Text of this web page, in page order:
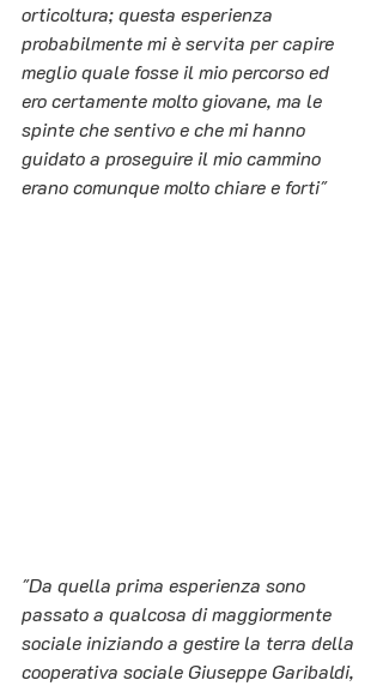
orticoltura; questa esperienza
probabilmente mi è servita per capire
meglio quale fosse il mio percorso ed
ero certamente molto giovane, ma le
spinte che sentivo e che mi hanno
guidato a proseguire il mio cammino
erano comunque molto chiare e forti"
"Da quella prima esperienza sono
passato a qualcosa di maggiormente
sociale iniziando a gestire la terra della
cooperativa sociale Giuseppe Garibaldi,